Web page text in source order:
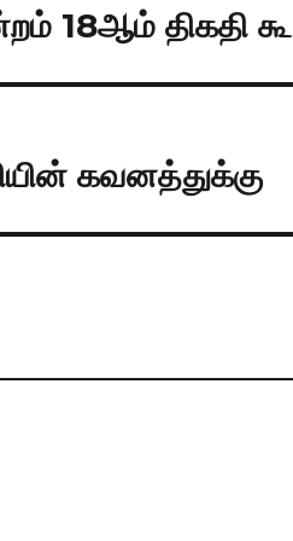
18ஆம் திகதி
கவனத்துக்கு